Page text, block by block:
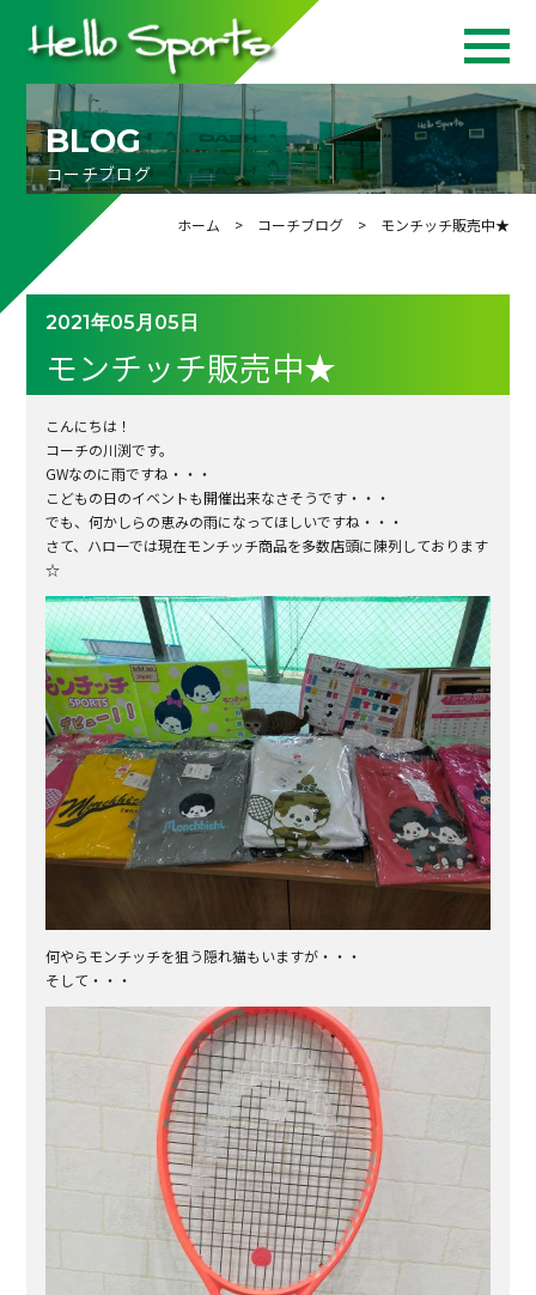
BLOG
コーチブログ
ホーム > コーチブログ> モンチッチ販売中★
2021年05月05日
モンチッチ販売中★
こんにちは！
コーチの川渕です。
GWなのに雨ですね・・・
こどもの日のイベントも開催出来なさそうです・・・
でも、何かしらの恵みの雨になってほしいですね・・・
さて、ハローでは現在モンチッチ商品を多数店頭に陳列しております
☆
何やらモンチッチを狙う隠れ猫もいますが・・・
そして・・・